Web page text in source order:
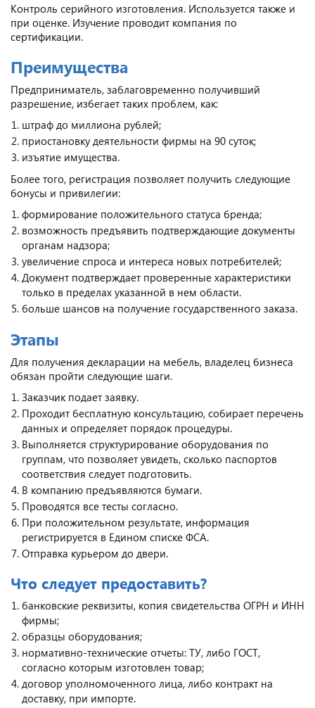
Контроль серийного изготовления. Используется также и
при оценке. Изучение проводит компания по
сертификации.
Преимущества
Предприниматель, заблаговременно получивший
разрешение, избегает таких проблем, как:
штраф до миллиона рублей;
приостановку деятельности фирмы на 90 суток;
изъятие имущества.
Более того, регистрация позволяет получить следующие
бонусы и привилегии:
формирование положительного статуса бренда;
возможность предъявить подтверждающие документы
органам надзора;
увеличение спроса и интереса новых потребителей;
Документ подтверждает проверенные характеристики
только в пределах указанной в нем области.
больше шансов на получение государственного заказа.
Этапы
Для получения декларации на мебель, владелец бизнеса
обязан пройти следующие шаги.
Заказчик подает заявку.
Проходит бесплатную консультацию, собирает перечень
данных и определяет порядок процедуры.
Выполняется структурирование оборудования по
группам, что позволяет увидеть, сколько паспортов
соответствия следует подготовить.
В компанию предъявляются бумаги.
Проводятся все тесты согласно.
При положительном результате, информация
регистрируется в Едином списке ФСА.
Отправка курьером до двери.
Что следует предоставить?
банковские реквизиты, копия свидетельства ОГРН и ИНН
фирмы;
образцы оборудования;
нормативно-технические отчеты: ТУ, либо ГОСТ,
согласно которым изготовлен товар;
договор уполномоченного лица, либо контракт на
доставку, при импорте.